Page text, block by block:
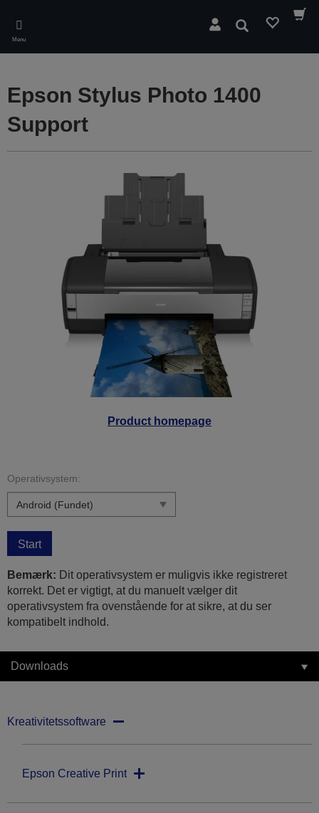
main
content
Menu
Søg
Product homepage
Epson Stylus Photo 1400
Support
Operativsystem:
Start
Bemærk: Dit operativsystem er muligvis ikke registreret
korrekt. Det er vigtigt, at du manuelt vælger dit
operativsystem fra ovenstående for at sikre, at du ser
kompatibelt indhold.
Downloads
Kreativitetssoftware
Epson Creative Print